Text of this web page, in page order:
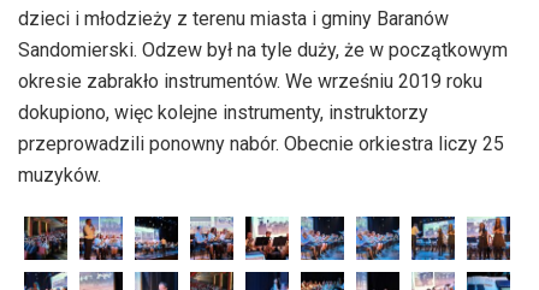
dzieci i młodzieży z terenu miasta i gminy Baranów
Sandomierski. Odzew był na tyle duży, że w początkowym
okresie zabrakło instrumentów. We wrześniu 2019 roku
dokupiono, więc kolejne instrumenty, instruktorzy
przeprowadzili ponowny nabór. Obecnie orkiestra liczy 25
muzyków.